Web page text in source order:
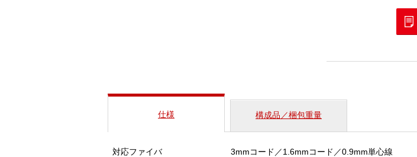
識
器
仕様 構成品／梱包重量
対応ファイバ 3mmコード／1.6mmコード／0.9mm単心線